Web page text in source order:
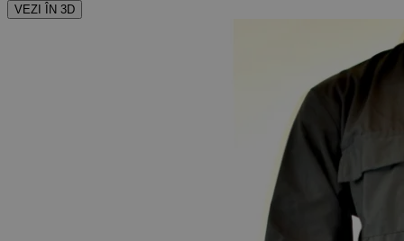
VEZI ÎN 3D